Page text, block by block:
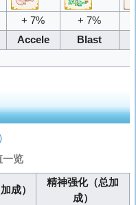
+ 7%
+ 7%
Accele Blast
一览
成）
精神强化（总加
成）